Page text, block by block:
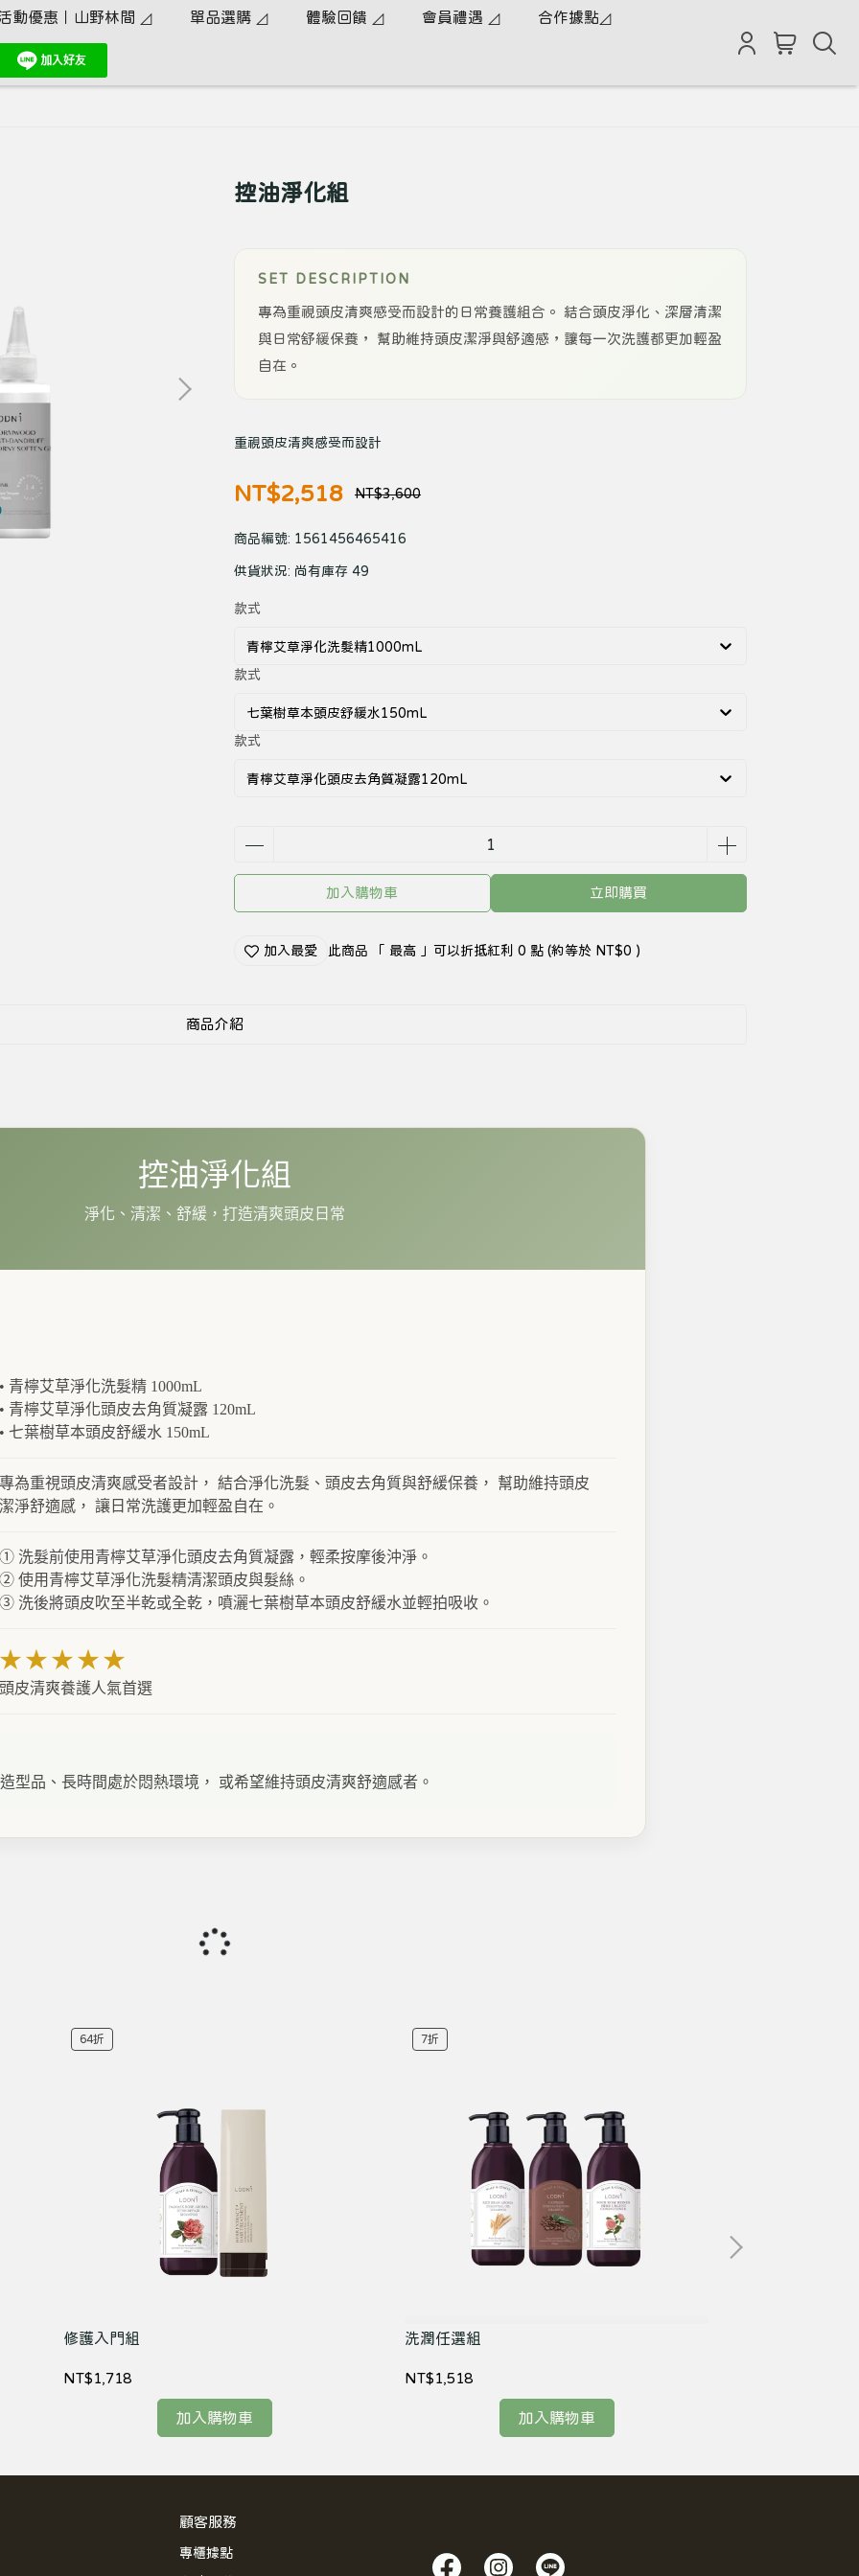
動優惠｜山野林間 ◿ 單品選購 ◿ 體驗回饋 ◿ 會員禮遇 ◿ 合作據點◿
控油淨化組
SET DESCRIPTION
專為重視頭皮清爽感受而設計的日常養護組合。 結合頭皮淨化、深層清潔
與日常舒緩保養， 幫助維持頭皮潔淨與舒適感，讓每一次洗護都更加輕盈
自在。
重視頭皮清爽感受而設計
NT$2,518 NT$3,600
商品編號: 1561456465416
供貨狀況: 尚有庫存 49
款式
款式
款式
加入購物車 立即購買
加入最愛 此商品 「 最高 」可以折抵紅利 0 點 (約等於 NT$0 )
商品介紹
控油淨化組
淨化、清潔、舒緩，打造清爽頭皮日常
• 青檸艾草淨化洗髮精 1000mL
• 青檸艾草淨化頭皮去角質凝露 120mL
• 七葉樹草本頭皮舒緩水 150mL
專為重視頭皮清爽感受者設計， 結合淨化洗髮、頭皮去角質與舒緩保養， 幫助維持頭皮
潔淨舒適感， 讓日常洗護更加輕盈自在。
① 洗髮前使用青檸艾草淨化頭皮去角質凝露，輕柔按摩後沖淨。
② 使用青檸艾草淨化洗髮精清潔頭皮與髮絲。
③ 洗後將頭皮吹至半乾或全乾，噴灑七葉樹草本頭皮舒緩水並輕拍吸收。
★★★★★
頭皮清爽養護人氣首選
型品、長時間處於悶熱環境， 或希望維持頭皮清爽舒適感者。
64折
修護入門組
NT$1,718
加入購物車
7折
洗潤任選組
NT$1,518
加入購物車
顧客服務
專櫃據點